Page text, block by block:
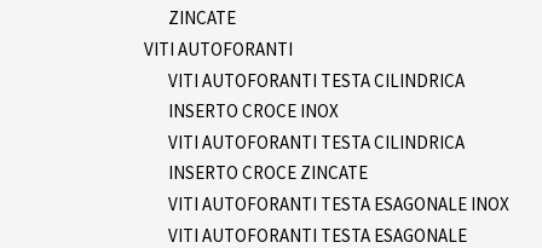
ZINCATE
VITI AUTOFORANTI
VITI AUTOFORANTI TESTA CILINDRICA
INSERTO CROCE INOX
VITI AUTOFORANTI TESTA CILINDRICA
INSERTO CROCE ZINCATE
VITI AUTOFORANTI TESTA ESAGONALE INOX
VITI AUTOFORANTI TESTA ESAGONALE